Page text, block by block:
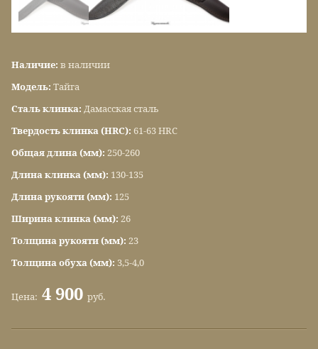
Наличие: в наличии
Модель: Тайга
Сталь клинка: Дамасская сталь
Твердость клинка (HRC): 61-63 HRC
Общая длина (мм): 250-260
Длина клинка (мм): 130-135
Длина рукояти (мм): 125
Ширина клинка (мм): 26
Толщина рукояти (мм): 23
Толщина обуха (мм): 3,5-4,0
Цена: 4 900 руб.